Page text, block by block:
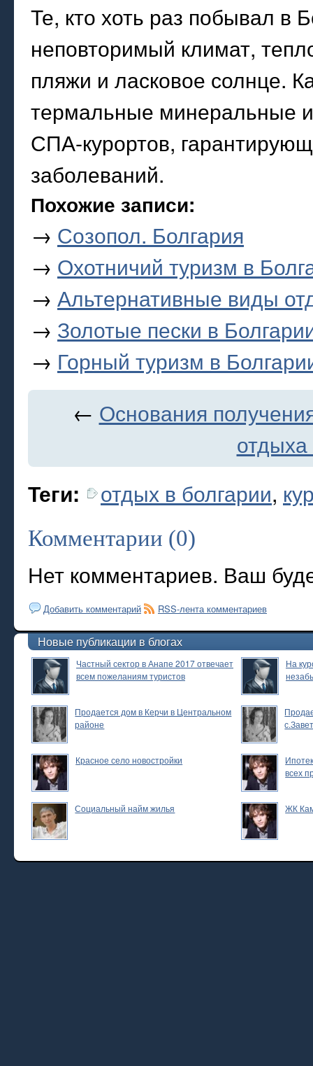
Те, кто хоть раз побывал в
неповторимый климат,
пляжи и ласковое солнце.
термальные минеральные
СПА-курортов,
заболеваний.
Похожие записи:
→ Созопол. Болгария
→ Охотничий туризм в
→ Альтернативные виды
→ Золотые пески в
→ Горный туризм в
← Основания
Теги: отдых в болгарии,
Комментарии (0)
Нет комментариев. Ваш
Добавить комментарий RSS-лента комментариев
Новые публикации в блогах
Частный сектор в Анапе 2017 отвечает
всем пожеланиям туристов
На
Продается дом в Керчи в Центральном
районе
Красное село новостройки
всех
Социальный найм жилья ЖК